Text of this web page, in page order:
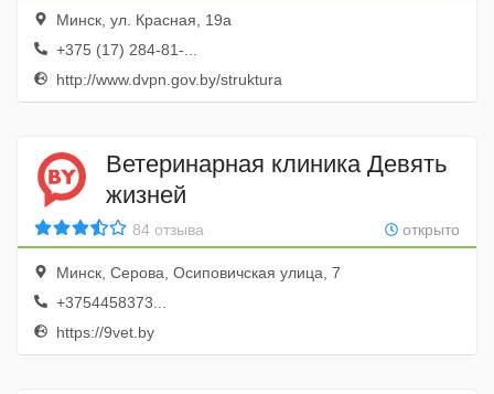
Минск, ул. Красная, 19а
+375 (17) 284-81-...
http://www.dvpn.gov.by/struktura
Ветеринарная клиника Девять
жизней
открыто
84 отзыва
Минск, Серова, Осиповичская улица, 7
+3754458373...
https://9vet.by